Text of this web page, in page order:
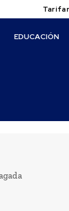
EDUCACIÓN